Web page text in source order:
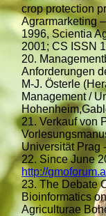
crop protection
Agrarmarketing
1996, Scientia
2001; CS ISSN
20.
Anforderungen
M-J. Österle
Management /
21. Verkauf von
Universität Prag
22. Since June
http://
23. The Debate
Bioinformatics
Agriculturae